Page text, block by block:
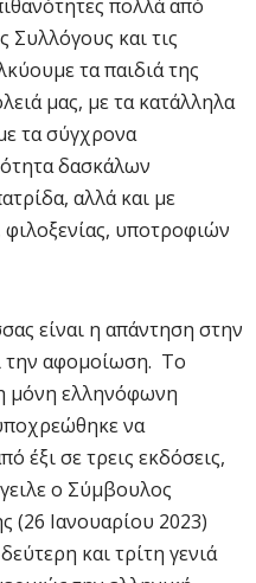
πολλά από
και τις
τα παιδιά της
μας, με τα κατάλληλα
τα σύγχρονα
δασκάλων
αλλά και με
υποτροφιών
είναι η απάντηση στην
την αφομοίωση. Το
μόνη ελληνόφωνη
να
έξι σε τρεις εκδόσεις,
ο Σύμβουλος
(26 Ιανουαρίου 2023)
και τρίτη γενιά